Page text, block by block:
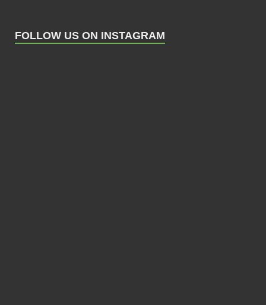
FOLLOW US ON INSTAGRAM